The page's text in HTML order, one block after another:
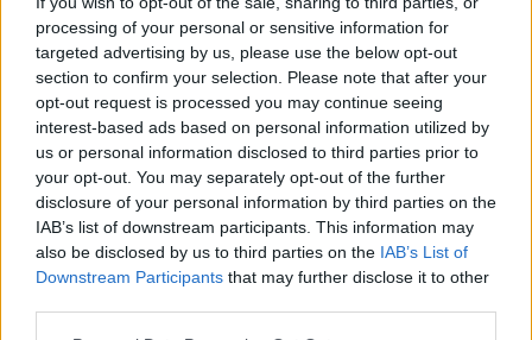
processing of your personal or sensitive information for
targeted advertising by us, please use the below opt-out
section to confirm your selection. Please note that after your
opt-out request is processed you may continue seeing
interest-based ads based on personal information utilized by
us or personal information disclosed to third parties prior to
your opt-out. You may separately opt-out of the further
disclosure of your personal information by third parties on the
IAB’s list of downstream participants. This information may
also be disclosed by us to third parties on the IAB’s List of
Downstream Participants that may further disclose it to other
passistascal...
563
Inserito il 14/01/2018
14:36:23
Guarda l'altezza interna del gavone. ... dovrebbe essere intorno
ai 115 cm
nessuna notte è cos' lunga da non permettere al sole di risorgere